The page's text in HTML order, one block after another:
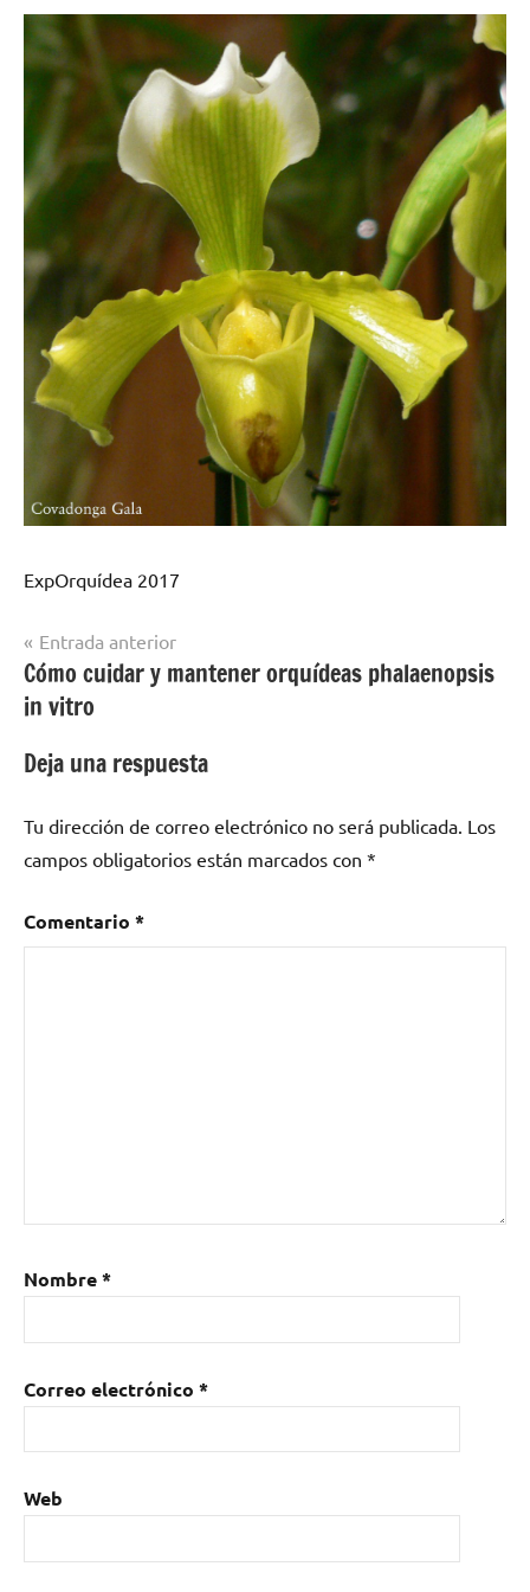
ExpOrquídea 2017
Navegación
de
entradas
Entrada anterior
Cómo cuidar y mantener orquídeas phalaenopsis
in vitro
Deja una respuesta
Tu dirección de correo electrónico no será publicada. Los
campos obligatorios están marcados con *
Comentario *
Nombre*
Correo electrónico *
Web